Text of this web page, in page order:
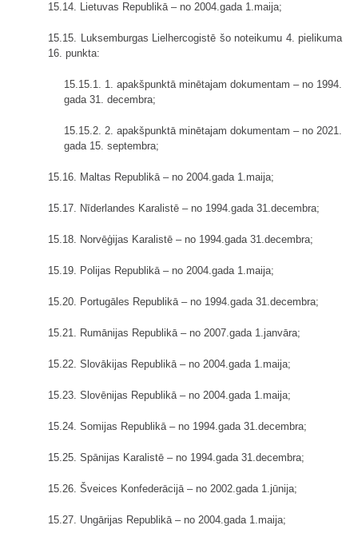
15.14. Lietuvas Republikā – no 2004.gada 1.maija;
15.15. Luksemburgas Lielhercogistē šo noteikumu 4. pielikuma
16. punkta:
15.15.1. 1. apakšpunktā minētajam dokumentam – no 1994.
gada 31. decembra;
15.15.2. 2. apakšpunktā minētajam dokumentam – no 2021.
gada 15. septembra;
15.16. Maltas Republikā – no 2004.gada 1.maija;
15.17. Nīderlandes Karalistē – no 1994.gada 31.decembra;
15.18. Norvēģijas Karalistē – no 1994.gada 31.decembra;
15.19. Polijas Republikā – no 2004.gada 1.maija;
15.20. Portugāles Republikā – no 1994.gada 31.decembra;
15.21. Rumānijas Republikā – no 2007.gada 1.janvāra;
15.22. Slovākijas Republikā – no 2004.gada 1.maija;
15.23. Slovēnijas Republikā – no 2004.gada 1.maija;
15.24. Somijas Republikā – no 1994.gada 31.decembra;
15.25. Spānijas Karalistē – no 1994.gada 31.decembra;
15.26. Šveices Konfederācijā – no 2002.gada 1.jūnija;
15.27. Ungārijas Republikā – no 2004.gada 1.maija;